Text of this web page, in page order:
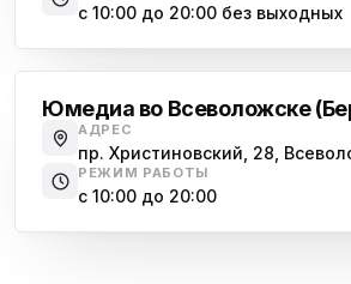
с 10:00 до 20:00 без выходных
Юмедиа во Всеволожске
АДРЕС
пр. Христиновский, 28,
РЕЖИМ РАБОТЫ
с 10:00 до 20:00